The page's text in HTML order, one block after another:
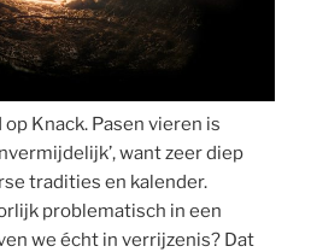
Knack. Pasen vieren is
want zeer diep
tradities en kalender.
problematisch in een
we écht in verrijzenis? Dat